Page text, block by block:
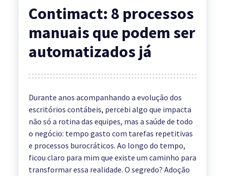
Contimact: 8 processos
manuais que podem ser
automatizados já
Durante anos acompanhando a evolução dos
escritórios contábeis, percebi algo que impacta
não só a rotina das equipes, mas a saúde de todo
o negócio: tempo gasto com tarefas repetitivas
e processos burocráticos. Ao longo do tempo,
ficou claro para mim que existe um caminho para
transformar essa realidade. O segredo? Adoção